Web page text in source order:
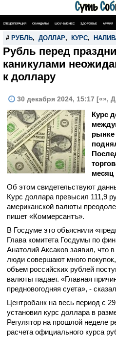
СПЕЦОПЕРАЦИЯ СКАНДАЛЫ ШОУ-БИЗНЕС ЗДОРОВЬЕ АРМИЯ
# РУБЛЬ, ДОЛЛАР, КУРС,
Рубль перед
каникулами
к доллару
30 декабря 2024, 15:17 [«»,
Курс
рынке
месяц
Об этом свидетельствуют
Курс доллара превысил 111,9
американской валюты
пишет «Коммерсантъ».
В Госдуме это объяснили
Глава комитета Госдумы по
Анатолий Аксаков заявил, что
люди совершают много
объем российских рублей
валюты падает. «Главная
предновогодняя суета», -
Центробанк на весь период с
установил курс доллара в
Регулятор на прошлой неделе
расчета официального курса